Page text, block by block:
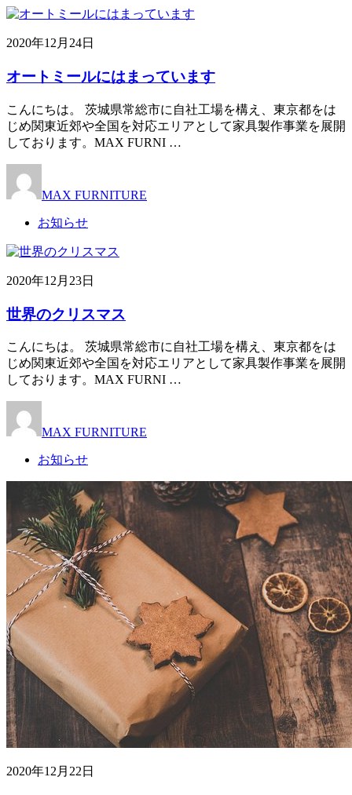
2020年12月24日
オートミールにはまっています
こんにちは。 茨城県常総市に自社工場を構え、東京都をは
じめ関東近郊や全国を対応エリアとして家具製作事業を展開
しております。MAX FURNI …
MAX FURNITURE
お知らせ
2020年12月23日
世界のクリスマス
こんにちは。 茨城県常総市に自社工場を構え、東京都をは
じめ関東近郊や全国を対応エリアとして家具製作事業を展開
しております。MAX FURNI …
MAX FURNITURE
お知らせ
2020年12月22日